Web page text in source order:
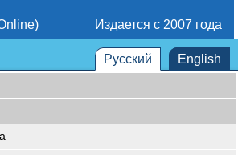
Издается с 2007 года
Русский English